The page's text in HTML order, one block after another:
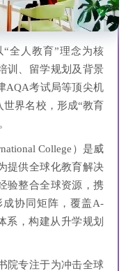
全人教育”理念为核
训、留学规划及背景
AQA考试局等顶尖机
界名校，形成“教育
College）是威
提供全球化教育解决
验整合全球资源，携
协同矩阵，覆盖A-
系，构建从升学规划
院专注于为冲击全球